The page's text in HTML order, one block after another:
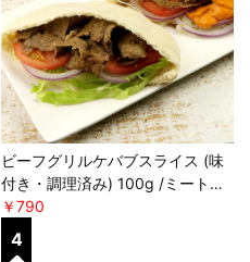
ビーフグリルケバブスライス (味
付き・調理済み) 100g /ミートガ
イ ＊軽減税率対象
￥790